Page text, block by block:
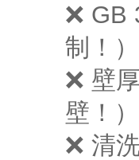
❌ GB
制！）
❌ 壁
壁！）
❌ 清